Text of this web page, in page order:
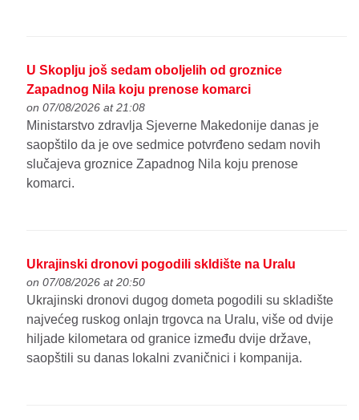
U Skoplju još sedam oboljelih od groznice
Zapadnog Nila koju prenose komarci
on 07/08/2026 at 21:08
Ministarstvo zdravlja Sjeverne Makedonije danas je
saopštilo da je ove sedmice potvrđeno sedam novih
slučajeva groznice Zapadnog Nila koju prenose
komarci.
Ukrajinski dronovi pogodili skldište na Uralu
on 07/08/2026 at 20:50
Ukrajinski dronovi dugog dometa pogodili su skladište
najvećeg ruskog onlajn trgovca na Uralu, više od dvije
hiljade kilometara od granice između dvije države,
saopštili su danas lokalni zvaničnici i kompanija.